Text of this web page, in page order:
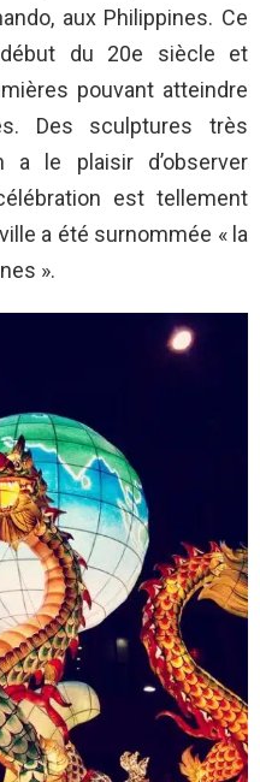
aux Philippines. Ce
du 20e siècle et
pouvant atteindre
Des sculptures très
a le plaisir d’observer
est tellement
a été surnommée « la
».